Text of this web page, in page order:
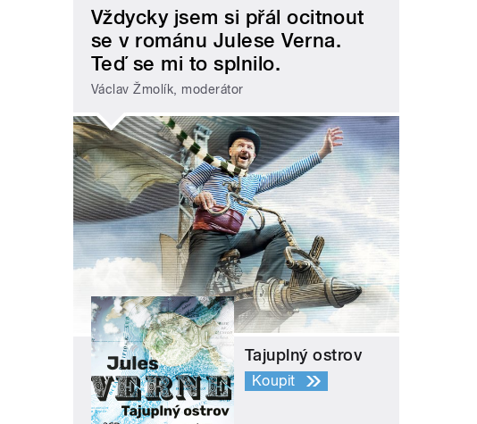
Vždycky jsem si přál ocitnout
se v románu Julese Verna.
Teď se mi to splnilo.
Václav Žmolík, moderátor
Tajuplný ostrov
Koupit